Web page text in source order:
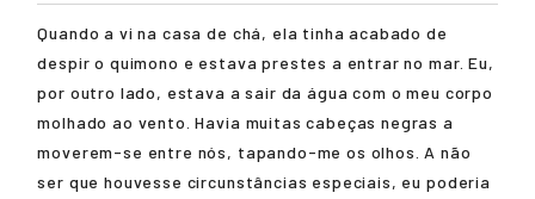
Quando a vi na casa de chá, ela tinha acabado de
despir o quimono e estava prestes a entrar no mar. Eu,
por outro lado, estava a sair da água com o meu corpo
molhado ao vento. Havia muitas cabeças negras a
moverem-se entre nós, tapando-me os olhos. A não
ser que houvesse circunstâncias especiais, eu poderia